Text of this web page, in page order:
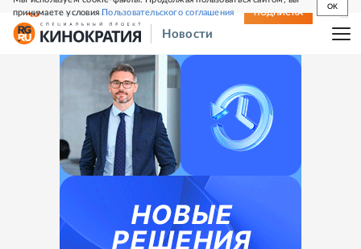
принимаете условияПользовательского соглашения
OK
СВЕЖИЙ НОМЕР ПОДПИСКА
Новости